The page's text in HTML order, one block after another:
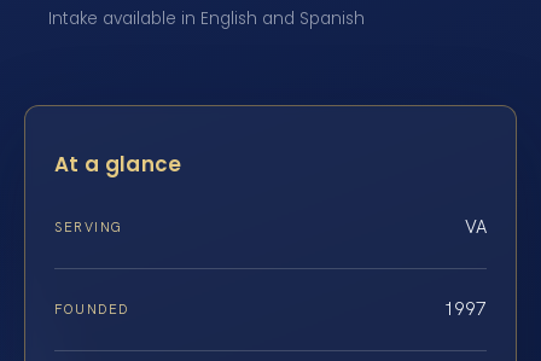
Intake available in English and Spanish
At a glance
SERVING VA
FOUNDED 1997